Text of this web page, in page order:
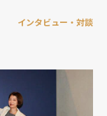
インタビュー・対談